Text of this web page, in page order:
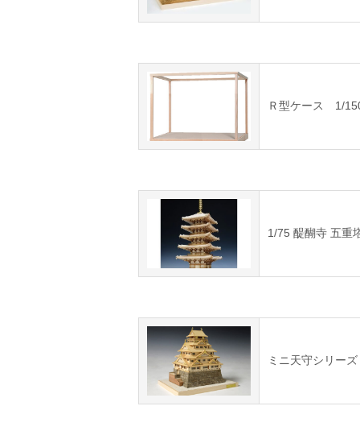
Ｒ型ケース 1/
1/75 醍醐寺 五重
ミニ天守シリー